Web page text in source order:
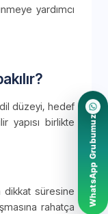
yardımcı
düzeyi, hedef
yapısı birlikte
dikkat süresine
rahatça
WhatsApp Grubumuz